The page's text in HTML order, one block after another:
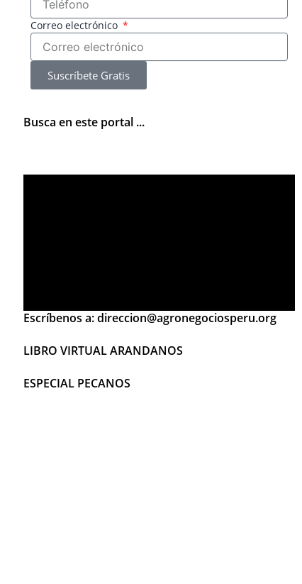
Correo electrónico
Suscríbete Gratis
Busca en este portal ...
Escríbenos a: direccion@agronegociosperu.org
LIBRO VIRTUAL ARANDANOS
ESPECIAL PECANOS